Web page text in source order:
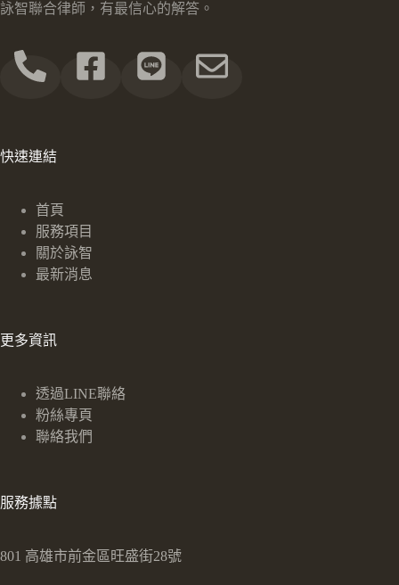
詠智聯合律師，有最信心的解答。
快速連結
首頁
服務項目
關於詠智
最新消息
更多資訊
透過LINE聯絡
粉絲專頁
聯絡我們
服務據點
801 高雄市前金區旺盛街28號